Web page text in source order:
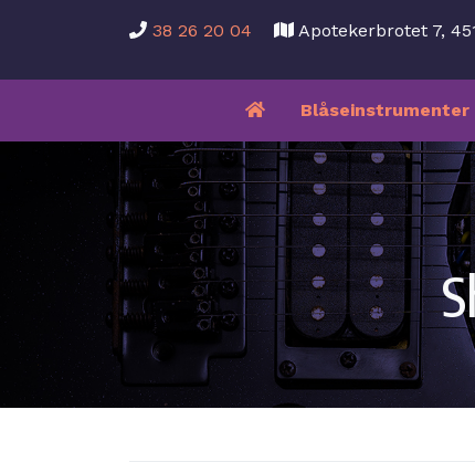
38 26 20 04 Apotekerbrotet 7,
Blåseinstrumenter